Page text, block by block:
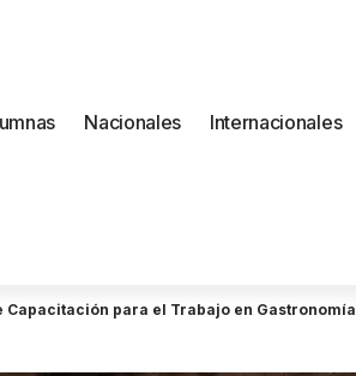
Nacionales Internacionales
para el Trabajo en Gastronomía